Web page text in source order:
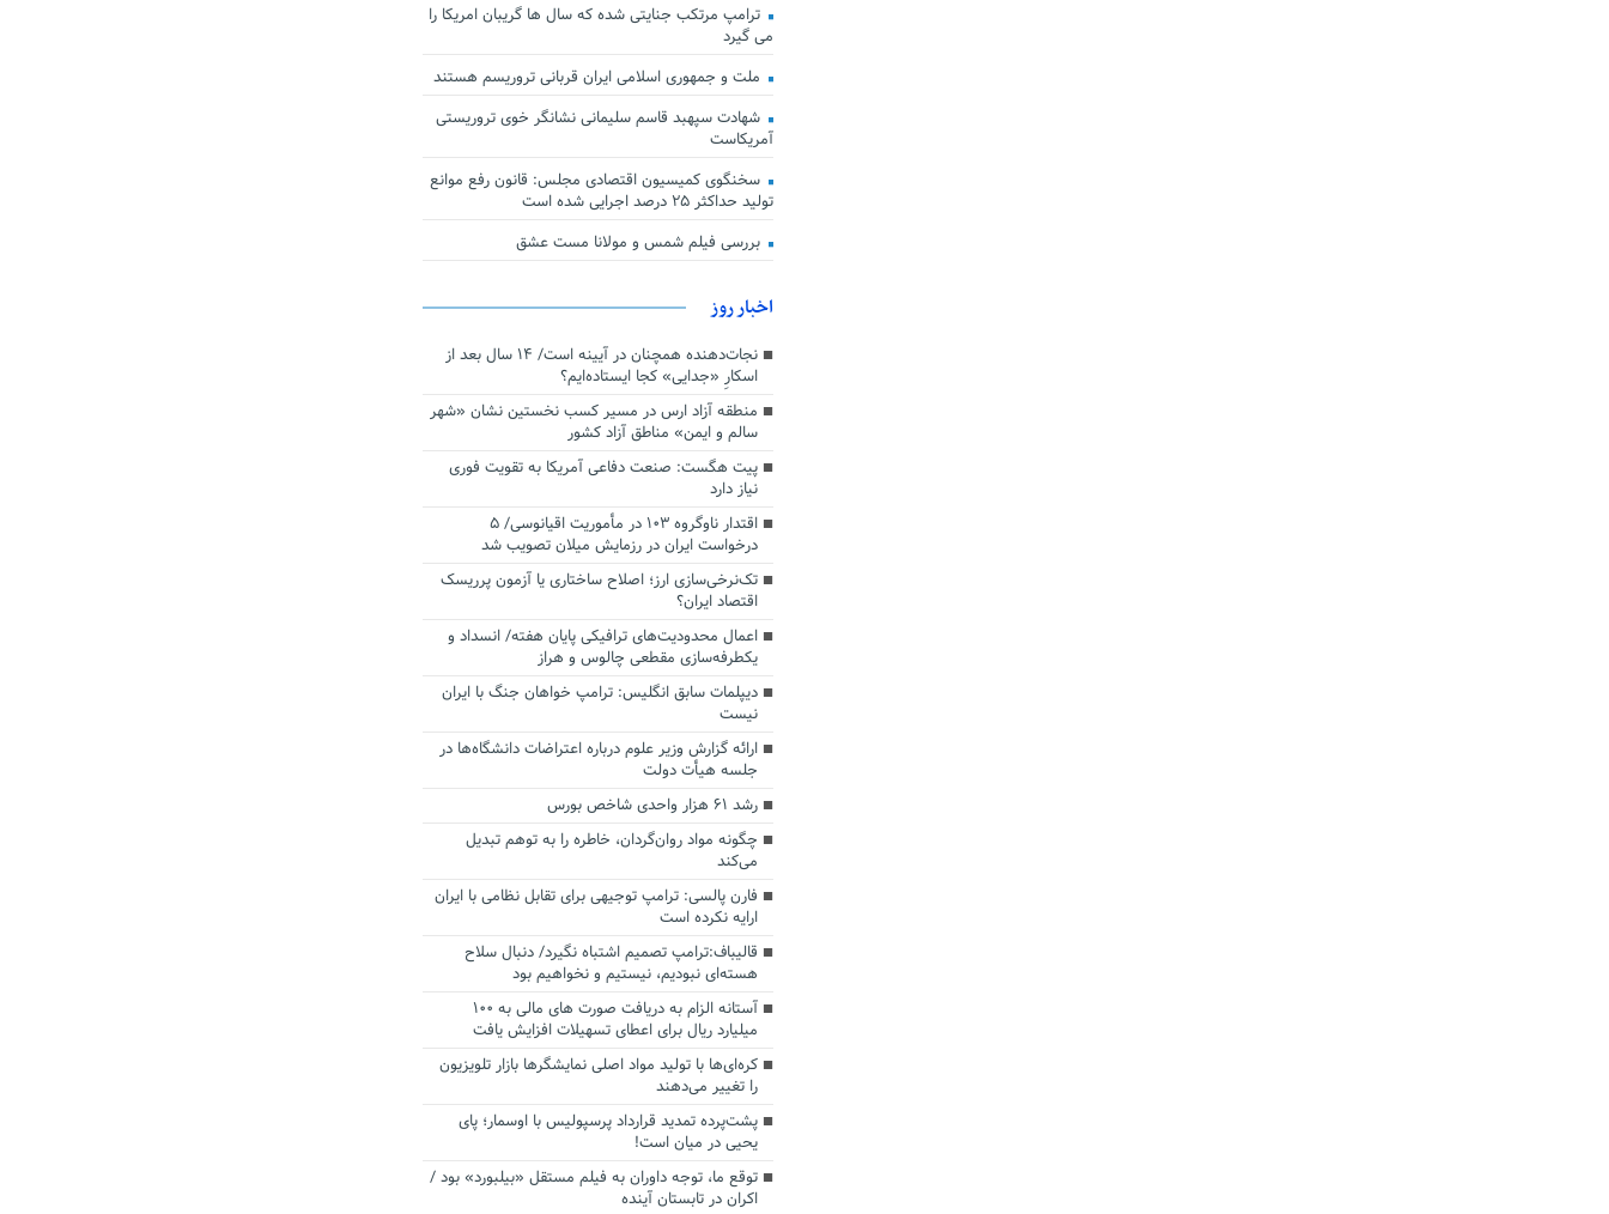
ترامپ مرتکب جنایتی شده که سال ها گریبان امریکا را
می گیرد
ملت و جمهوری اسلامی ایران قربانی تروریسم هستند
شهادت سپهبد قاسم سلیمانی نشانگر خوی تروریستی
آمریکاست
سخنگوی کمیسیون اقتصادی مجلس: قانون رفع موانع
تولید حداکثر ۲۵ درصد اجرایی شده است
بررسی فیلم شمس و مولانا مست عشق
اخبار روز
نجات‌دهنده‌ همچنان در آیینه است/ ۱۴ سال بعد از
اسکارِ «جدایی» کجا ایستاده‌ایم؟
منطقه آزاد ارس در مسیر کسب نخستین نشان «شهر
سالم و ایمن» مناطق آزاد کشور
پیت هگست: صنعت دفاعی آمریکا به تقویت فوری
نیاز دارد
اقتدار ناوگروه ۱۰۳ در مأموریت‌ اقیانوسی/ ۵
درخواست ایران در رزمایش میلان تصویب شد
تک‌نرخی‌سازی ارز؛ اصلاح ساختاری یا آزمون پرریسک
اقتصاد ایران؟
اعمال محدودیت‌های ترافیکی پایان هفته/ انسداد و
یکطرفه‌سازی مقطعی چالوس و هراز
دیپلمات سابق انگلیس:‌ ترامپ خواهان جنگ با ایران
نیست
ارائه گزارش وزیر علوم درباره اعتراضات دانشگاه‌ها در
جلسه هیأت دولت
رشد ۶۱ هزار واحدی شاخص بورس
چگونه مواد روان‌گردان، خاطره را به توهم تبدیل
می‌کند
فارن پالسی: ترامپ توجیهی برای تقابل نظامی با ایران
ارایه نکرده است
قالیباف:ترامپ تصمیم اشتباه نگیرد/ دنبال سلاح
هسته‌ای نبودیم، نیستیم و نخواهیم بود
آستانه الزام به دریافت صورت های مالی به ۱۰۰
میلیارد ریال برای اعطای تسهیلات افزایش یافت
کره‌ای‌ها با تولید مواد اصلی نمایشگرها بازار تلویزیون
را تغییر می‌دهند
پشت‌پرده تمدید قرارداد پرسپولیس با اوسمار؛ پای
یحیی در میان است!
توقع ما، توجه داوران به فیلم مستقل «بیلبورد» بود /
اکران در تابستان آینده